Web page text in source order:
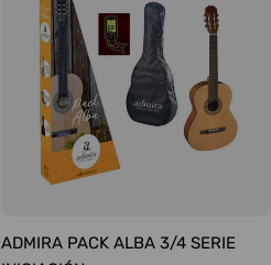
ADMIRA PACK ALBA 3/4 SERIE